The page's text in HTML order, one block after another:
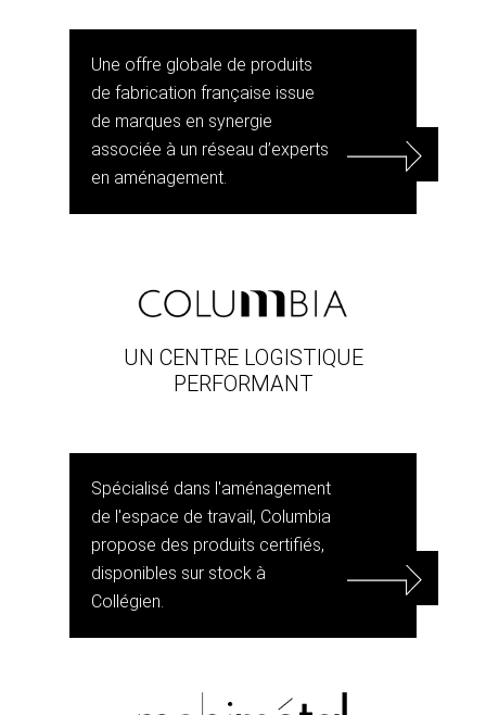
Une offre globale de produits
de fabrication française issue
de marques en synergie
associée à un réseau d’experts
en aménagement.
UN CENTRE LOGISTIQUE
PERFORMANT
Spécialisé dans l'aménagement
de l'espace de travail, Columbia
propose des produits certifiés,
disponibles sur stock à
Collégien.